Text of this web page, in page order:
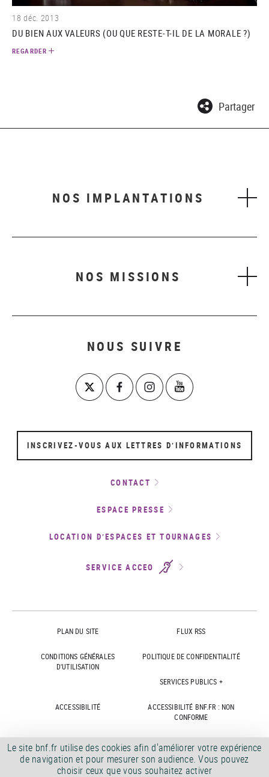
18 déc. 2013
DU BIEN AUX VALEURS (OU QUE RESTE-T-IL DE LA MORALE ?)
REGARDER
Partager
NOS IMPLANTATIONS
NOS MISSIONS
NOUS SUIVRE
INSCRIVEZ-VOUS AUX LETTRES D’INFORMATIONS
CONTACT
ESPACE PRESSE
LOCATION D’ESPACES ET TOURNAGES
SERVICE ACCEO
PLAN DU SITE FLUX RSS
CONDITIONS GÉNÉRALES
D'UTILISATION
POLITIQUE DE CONFIDENTIALITÉ
SERVICES PUBLICS +
ACCESSIBILITÉ
ACCESSIBILITÉ BNF.FR : NON
CONFORME
MARCHÉS PUBLICS OFFRES D'EMPLOI
DÉMATÉRIALISATION FACTURES CRÉDITS
Le site bnf.fr utilise des cookies afin d'améliorer votre expérience
de navigation et pour mesurer son audience. Vous pouvez
choisir ceux que vous souhaitez activer